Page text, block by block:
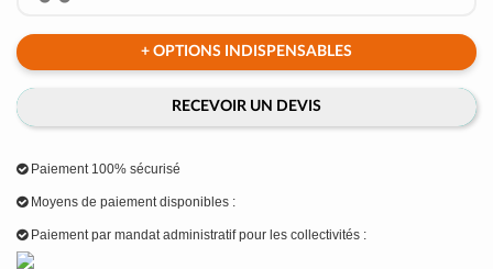
+ OPTIONS INDISPENSABLES
RECEVOIR UN DEVIS
Paiement 100% sécurisé
Moyens de paiement disponibles :
Paiement par mandat administratif pour les collectivités :